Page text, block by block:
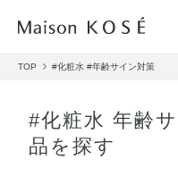
TOP #化粧水 #年齢サイン対策
#化粧水 年齢
品を探す